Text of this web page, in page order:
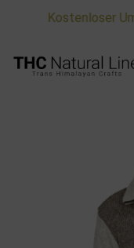
Kostenloser